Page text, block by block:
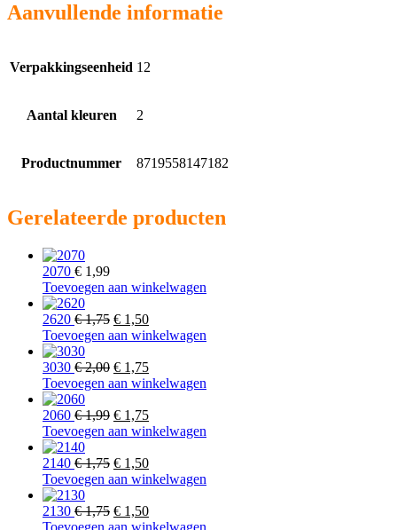
Aanvullende informatie
Verpakkingseenheid 12
Aantal kleuren 2
Productnummer 8719558147182
Gerelateerde producten
2070 € 1,99
Toevoegen aan winkelwagen
2620 €1,75 Oorspronkelijke
prijs
€ 1,75.
€ 1,50Huidige
prijs
€ 1,50.
Toevoegen aan winkelwagen
3030 €2,00 Oorspronkelijke
prijs
€ 2,00.
€ 1,75Huidige
prijs
€ 1,75.
Toevoegen aan winkelwagen
2060 €1,99 Oorspronkelijke
prijs
€ 1,99.
€ 1,75Huidige
prijs
€ 1,75.
Toevoegen aan winkelwagen
2140 €1,75 Oorspronkelijke
prijs
€ 1,75.
€ 1,50Huidige
prijs
€ 1,50.
Toevoegen aan winkelwagen
2130 €1,75 Oorspronkelijke
prijs
€ 1,50Huidige
prijs